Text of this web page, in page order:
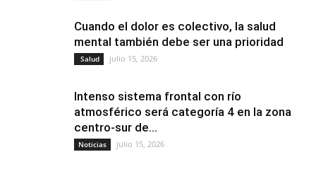
Cuando el dolor es colectivo, la salud
mental también debe ser una prioridad
Salud julio 15, 2026
Intenso sistema frontal con río
atmosférico será categoría 4 en la zona
centro-sur de...
Noticias julio 15, 2026